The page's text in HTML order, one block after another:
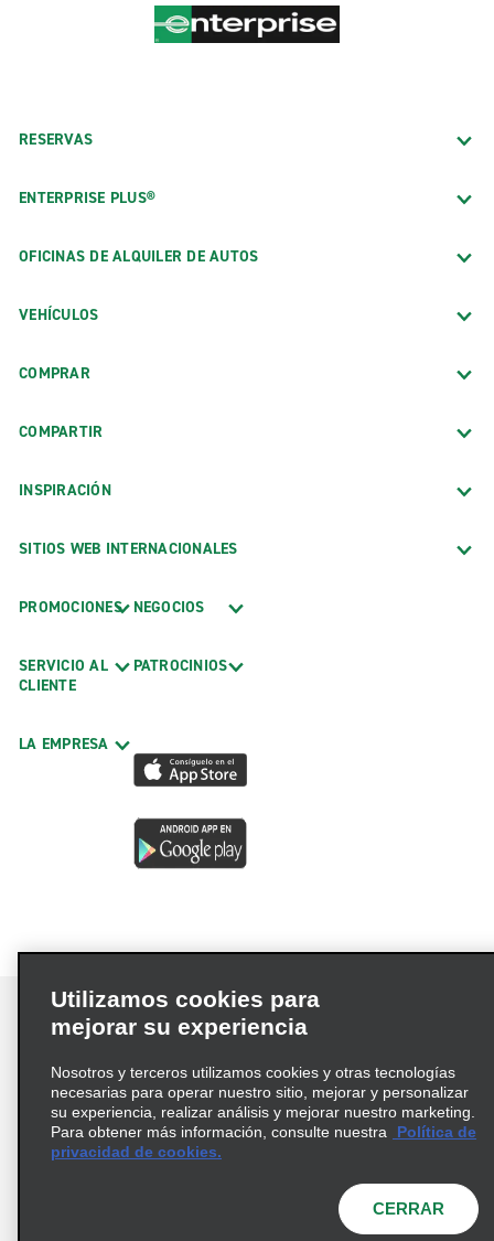
RESERVAS
ENTERPRISE PLUS®
OFICINAS DE ALQUILER DE AUTOS
VEHÍCULOS
COMPRAR
COMPARTIR
INSPIRACIÓN
SITIOS WEB INTERNACIONALES
PROMOCIONES
SERVICIO AL
CLIENTE
LA EMPRESA
NEGOCIOS
PATROCINIOS
Términos de uso
Política de privacidad
Política de cookies
Información de Salud del Consumidor
© 2026 Enterprise Holdings, Inc. Todos los derechos
Utilizamos cookies para
mejorar su experiencia
Nosotros y terceros utilizamos cookies y otras tecnologías
necesarias para operar nuestro sitio, mejorar y personalizar
su experiencia, realizar análisis y mejorar nuestro marketing.
Para obtener más información, consulte nuestra
Política de
privacidad de cookies.
CERRAR